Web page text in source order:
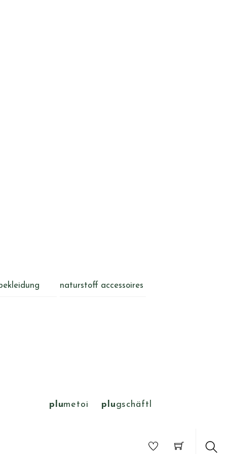
naturstoff accessoires
plumetoi plugschäftl